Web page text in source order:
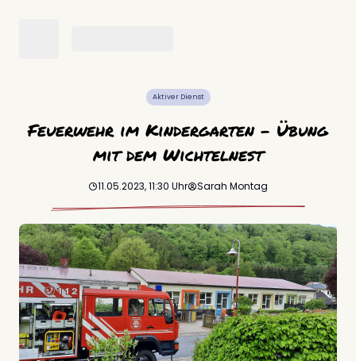
Aktiver Dienst
Feuerwehr im Kindergarten – Übung
mit dem Wichtelnest
11.05.2023, 11:30 Uhr Sarah Montag